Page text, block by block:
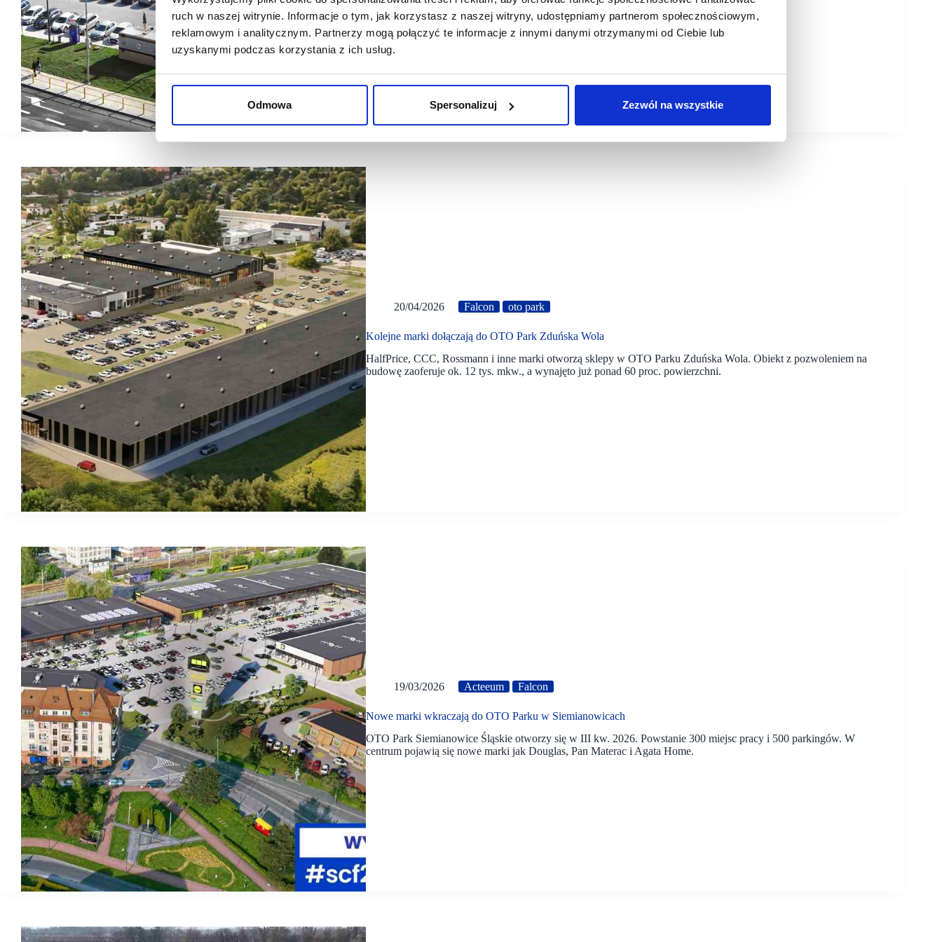
ruch w naszej witrynie. Informacje o tym, jak korzystasz z naszej witryny, udostępniamy partnerom społecznościowym,
reklamowym i analitycznym. Partnerzy mogą połączyć te informacje z innymi danymi otrzymanymi od Ciebie lub
uzyskanymi podczas korzystania z ich usług.
Odmowa Spersonalizuj Zezwól na wszystkie
20/04/2026 Falcon oto park
Kolejne marki dołączają do OTO Park Zduńska Wola
HalfPrice, CCC, Rossmann i inne marki otworzą sklepy w OTO Parku Zduńska Wola. Obiekt z pozwoleniem na
budowę zaoferuje ok. 12 tys. mkw., a wynajęto już ponad 60 proc. powierzchni.
19/03/2026 Acteeum Falcon
Nowe marki wkraczają do OTO Parku w Siemianowicach
OTO Park Siemianowice Śląskie otworzy się w III kw. 2026. Powstanie 300 miejsc pracy i 500 parkingów. W
centrum pojawią się nowe marki jak Douglas, Pan Materac i Agata Home.